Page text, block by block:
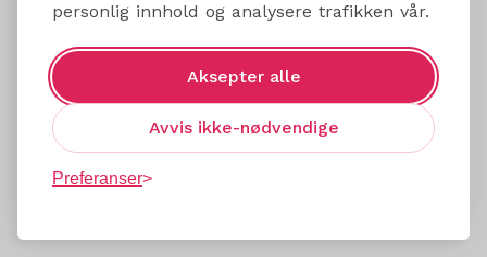
personlig innhold og analysere trafikken vår.
Aksepter alle
Avvis ikke-nødvendige
Preferanser